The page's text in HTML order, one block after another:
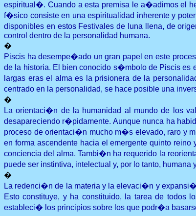
espiritual�. Cuando a esta premisa le a�adimos el
f�sico consiste en una espiritualidad inherente y
disponibles en estos Festivales de luna llena, de
control dentro de la personalidad humana.
�
Piscis ha desempe�ado un gran papel en este
de la historia. El bien conocido s�mbolo de Piscis es
largas eras el alma es la prisionera de la
centrado en la personalidad, se hace posible una
�
La orientaci�n de la humanidad al mundo de los
desapareciendo r�pidamente. Aunque nunca ha
proceso de orientaci�n mucho m�s elevado, raro y
en forma ascendente hacia el emergente quinto
conciencia del alma. Tambi�n ha requerido la
puede ser instintiva, intelectual y, por lo tanto,
�
La redenci�n de la materia y la elevaci�n y
Esto constituye, y ha constituido, la tarea de
estableci� los principios sobre los que podr�a